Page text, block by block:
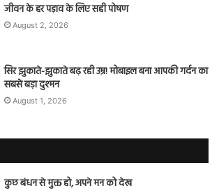
जीवन के हर पड़ाव के लिए सही पोषण
August 2, 2026
सिर झुकाते-झुकाते बढ़ रही उम्र! मोबाइल बना आपकी गर्दन का
सबसे बड़ा दुश्मन
August 1, 2026
कुछ बंधन से मुक्त हो, अपने मन को देख